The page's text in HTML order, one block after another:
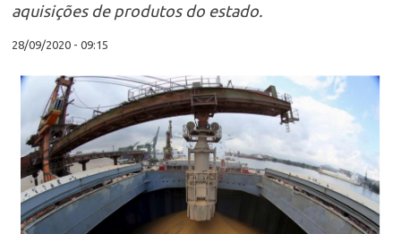
aquisições de produtos do estado.
28/09/2020 - 09:15